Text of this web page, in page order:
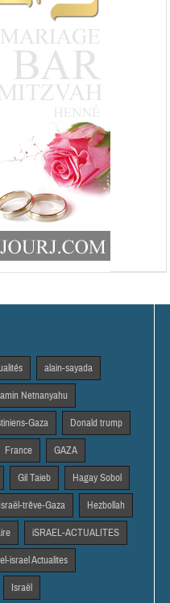
alain-sayada
Netnanyahu
Gaza Donald trump
France GAZA
Gil Taieb Hagay Sobol
trêve-Gaza Hezbollah
iSRAEL-ACTUALITES
israel Actualites
Israël